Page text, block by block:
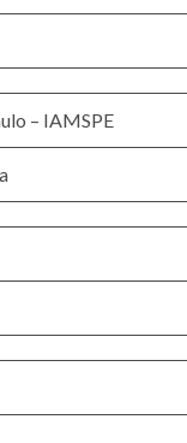
– IAMSPE